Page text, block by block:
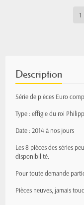
Description
Série de pièces Euro
Type : effigie du roi
Date : 2014 à nos jours
Les 8 pièces des séries
disponibilité.
Pour toute demande
Pièces neuves, jamais